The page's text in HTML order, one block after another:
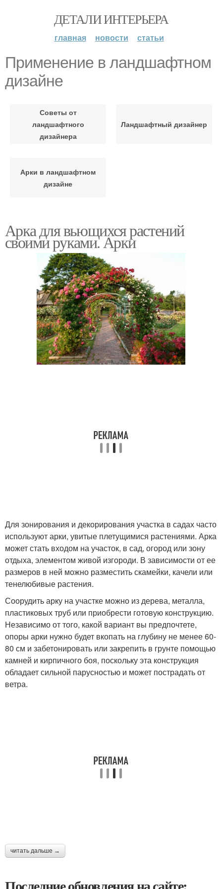
ДЕТАЛИ ИНТЕРЬЕРА
главная новости статьи
Применение в ландшафтном
дизайне
Советы от
ландшафтного
дизайнера
Ландшафтный дизайнер
Арки в ландшафтном
дизайне
Арка для вьющихся растений
своими руками. Арки
Для зонирования и декорирования участка в садах часто
используют арки, увитые плетущимися растениями. Арка
может стать входом на участок, в сад, огород или зону
отдыха, элементом живой изгороди. В зависимости от ее
размеров в ней можно разместить скамейки, качели или
тенелюбивые растения.
Соорудить арку на участке можно из дерева, металла,
пластиковых труб или приобрести готовую конструкцию.
Независимо от того, какой вариант вы предпочтете,
опоры арки нужно будет вкопать на глубину не менее 60-
80 см и забетонировать или закрепить в грунте помощью
камней и кирпичного боя, поскольку эта конструкция
обладает сильной парусностью и может пострадать от
ветра.
читать дальше →